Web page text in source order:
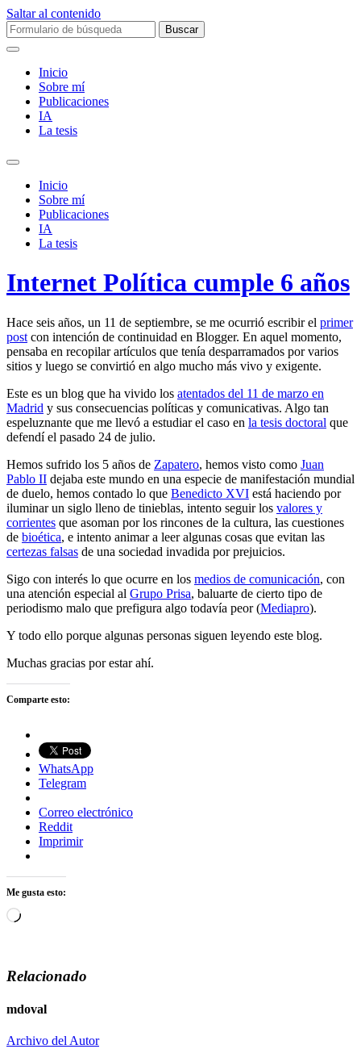
Saltar al contenido
Buscar:
Inicio
Sobre mí­
Publicaciones
IA
La tesis
Alternar
campo
búsqueda
Inicio
Sobre mí­
Publicaciones
IA
La tesis
Internet Política cumple 6 años
Hace seis años, un 11 de septiembre, se me ocurrió escribir el primer
post con intención de continuidad en Blogger. En aquel momento,
pensaba en recopilar artículos que tenía desparramados por varios
sitios y luego se convirtió en algo mucho más vivo y exigente.
Este es un blog que ha vivido los atentados del 11 de marzo en
Madrid y sus consecuencias políticas y comunicativas. Algo tan
espeluznante que me llevó a estudiar el caso en la tesis doctoral que
defendí el pasado 24 de julio.
Hemos sufrido los 5 años de Zapatero, hemos visto como Juan
Pablo II dejaba este mundo en una especie de manifestación mundial
de duelo, hemos contado lo que Benedicto XVI está haciendo por
iluminar un siglo lleno de tinieblas, intento seguir los valores y
corrientes que asoman por los rincones de la cultura, las cuestiones
de bioética, e intento animar a leer algunas cosas que evitan las
certezas falsas de una sociedad invadida por prejuicios.
Sigo con interés lo que ocurre en los medios de comunicación, con
una atención especial al Grupo Prisa, baluarte de cierto tipo de
periodismo malo que prefigura algo todavía peor (Mediapro).
Y todo ello porque algunas personas siguen leyendo este blog.
Muchas gracias por estar ahí.
Comparte esto:
WhatsApp
Telegram
Correo electrónico
Reddit
Imprimir
Me gusta esto:
Cargando...
Relacionado
mdoval
Archivo del Autor